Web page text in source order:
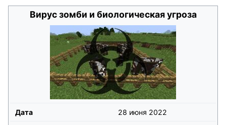
Вирус зомби и биологическая угроза
Дата 28 июня 2022